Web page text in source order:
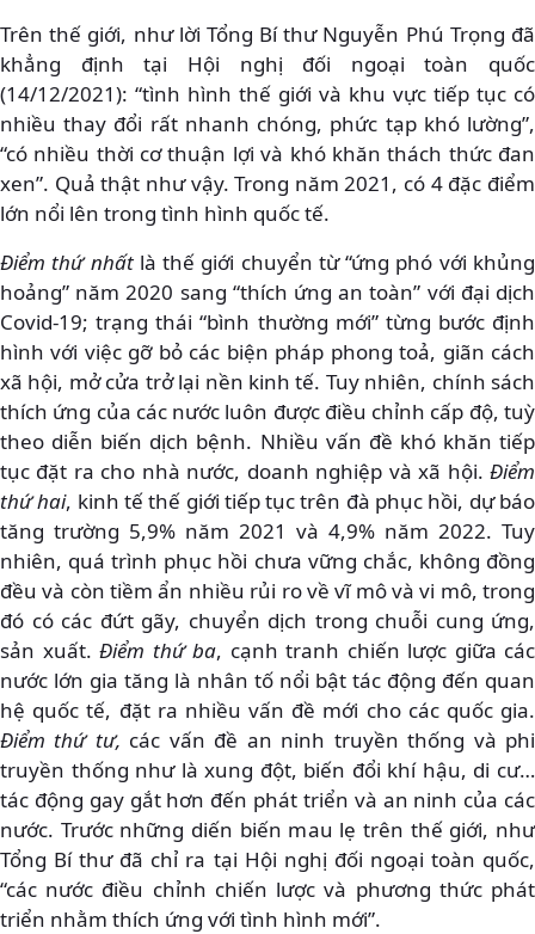
Trên thế giới, như lời Tổng Bí thư Nguyễn Phú Trọng đã
khẳng định tại Hội nghị đối ngoại toàn quốc
(14/12/2021): “tình hình thế giới và khu vực tiếp tục có
nhiều thay đổi rất nhanh chóng, phức tạp khó lường”,
“có nhiều thời cơ thuận lợi và khó khăn thách thức đan
xen”. Quả thật như vậy. Trong năm 2021, có 4 đặc điểm
lớn nổi lên trong tình hình quốc tế.
Điểm thứ nhấtlà thế giới chuyển từ “ứng phó với khủng
hoảng” năm 2020 sang “thích ứng an toàn” với đại dịch
Covid-19; trạng thái “bình thường mới” từng bước định
hình với việc gỡ bỏ các biện pháp phong toả, giãn cách
xã hội, mở cửa trở lại nền kinh tế. Tuy nhiên, chính sách
thích ứng của các nước luôn được điều chỉnh cấp độ, tuỳ
theo diễn biến dịch bệnh. Nhiều vấn đề khó khăn tiếp
tục đặt ra cho nhà nước, doanh nghiệp và xã hội. Điểm
thứ hai, kinh tế thế giới tiếp tục trên đà phục hồi, dự báo
tăng trường 5,9% năm 2021 và 4,9% năm 2022. Tuy
nhiên, quá trình phục hồi chưa vững chắc, không đồng
đều và còn tiềm ẩn nhiều rủi ro về vĩ mô và vi mô, trong
đó có các đứt gãy, chuyển dịch trong chuỗi cung ứng,
sản xuất. Điểm thứ ba, cạnh tranh chiến lược giữa các
nước lớn gia tăng là nhân tố nổi bật tác động đến quan
hệ quốc tế, đặt ra nhiều vấn đề mới cho các quốc gia.
Điểm thứ tư, các vấn đề an ninh truyền thống và phi
truyền thống như là xung đột, biến đổi khí hậu, di cư…
tác động gay gắt hơn đến phát triển và an ninh của các
nước. Trước những diến biến mau lẹ trên thế giới, như
Tổng Bí thư đã chỉ ra tại Hội nghị đối ngoại toàn quốc,
“các nước điều chỉnh chiến lược và phương thức phát
triển nhằm thích ứng với tình hình mới”.